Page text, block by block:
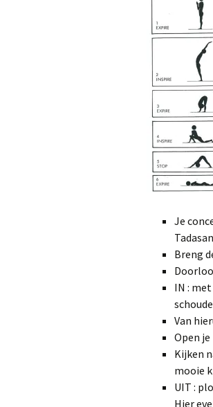
Je
Breng
IN :
Van
Open
Kijken
mooie
UIT :
Hier